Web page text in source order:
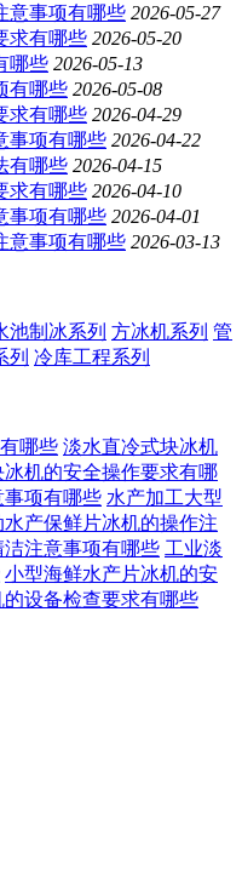
意事项有哪些 2026-05-27
求有哪些 2026-05-20
哪些 2026-05-13
有哪些 2026-05-08
求有哪些 2026-04-29
事项有哪些 2026-04-22
有哪些 2026-04-15
求有哪些 2026-04-10
事项有哪些 2026-04-01
意事项有哪些 2026-03-13
池制冰系列 方冰机系列 管
列 冷库工程系列
哪些 淡水直冷式块冰机
机的安全操作要求有哪
项有哪些 水产加工大型
水产保鲜片冰机的操作注
注意事项有哪些 工业淡
小型海鲜水产片冰机的安
设备检查要求有哪些